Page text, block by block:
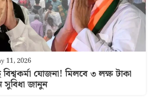
11, 2026
বিশ্বকর্মা যোজনা! মিলবে ৩ লক্ষ টাকা
জানুন